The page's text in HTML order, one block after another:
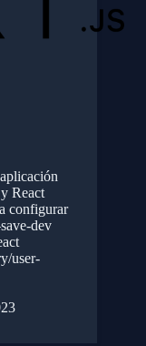
React
configurar
dev
user-